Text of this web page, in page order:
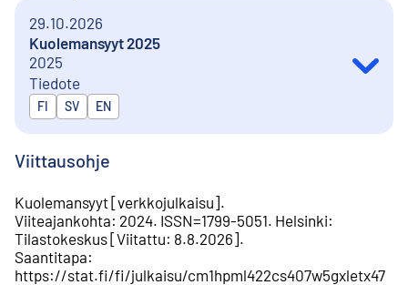
29.10.2026
Kuolemansyyt 2025
2025
Tiedote
Julkaistaan kielillä
FI SV EN
Viittausohje
Kuolemansyyt[verkkojulkaisu].
Viiteajankohta: 2024. ISSN=1799-5051. Helsinki:
Tilastokeskus[Viitattu: 8.8.2026].
Saantitapa:
https://stat.fi/fi/julkaisu/cm1hpml422cs407w5gxletx47